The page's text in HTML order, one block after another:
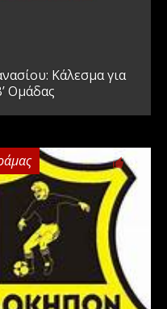
Κάλεσμα για
Ομάδας
0